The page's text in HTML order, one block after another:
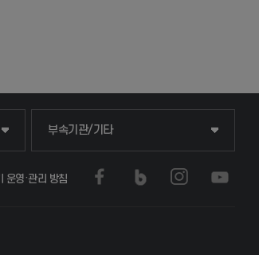
부속기관/기타
중앙도서관
학생생활관(안성)
운영·관리 방침